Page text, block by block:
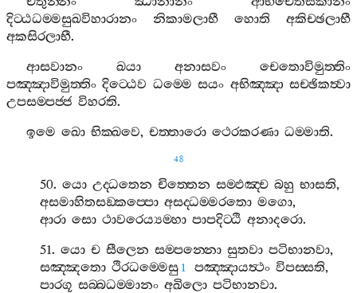
දිට‍්ඨධම‍්මසුඛවිහාරානං
නිකාමලාභී හොති
අකිච‍්ඡලාභී
අකසිරලාභී.
ආසවානං
ඛයා අනාසවං
චෙතොවිමුත‍්තිං
පඤ‍්ඤාවිමුත‍්තිං දිට‍්ඨෙව ධම‍්මෙ සයං අභිඤ‍්ඤා සච‍්ඡිකත්‍වා
උපසම‍්පජ‍්ජ විහරති.
ඉමෙ ඛො භික‍්ඛවෙ, චත‍්තාරො ථෙරකරණා ධම‍්මාති.
48
50.යො උද‍්ධතෙන චිත‍්තෙන සම‍්ඵඤ‍්ච බහු භාසති,
අසමාහිතසඞ‍්කප‍්පො අසද‍්ධම‍්මරතො මගො,
ආරා සො ථාවරෙය්‍යම‍්හා පාපදිට‍්ඨි අනාදරො.
51.යො ච සීලෙන සම‍්පන‍්නො සුතවා පටිභානවා,
සඤ‍්ඤතො ථිරධම‍්මෙසු 1 පඤ‍්ඤායත්‍ථං විපස‍්සති,
පාරගූ සබ‍්බධම‍්මානං අඛිලො පටිභානවා.